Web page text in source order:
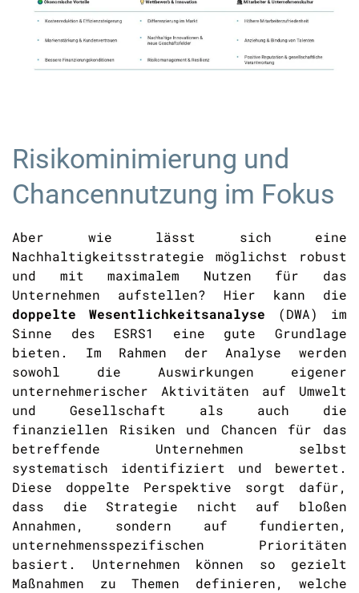
Risikominimierung und
Chancennutzung im Fokus
Aber wie lässt sich eine
Nachhaltigkeitsstrategie möglichst robust
und mit maximalem Nutzen für das
Unternehmen aufstellen? Hier kann die
doppelte Wesentlichkeitsanalyse (DWA) im
Sinne des ESRS1 eine gute Grundlage
bieten. Im Rahmen der Analyse werden
sowohl die Auswirkungen eigener
unternehmerischer Aktivitäten auf Umwelt
und Gesellschaft als auch die
finanziellen Risiken und Chancen für das
betreffende Unternehmen selbst
systematisch identifiziert und bewertet.
Diese doppelte Perspektive sorgt dafür,
dass die Strategie nicht auf bloßen
Annahmen, sondern auf fundierten,
unternehmensspezifischen Prioritäten
basiert. Unternehmen können so gezielt
Maßnahmen zu Themen definieren, welche